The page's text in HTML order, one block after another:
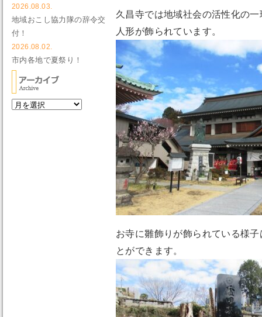
久昌寺では地域社会の活性化の
人形が飾られています。
お寺に雛飾りが飾られている様
とができます。
2026.08.03.
地域おこし協力隊の辞令交
付！
2026.08.02.
市内各地で夏祭り！